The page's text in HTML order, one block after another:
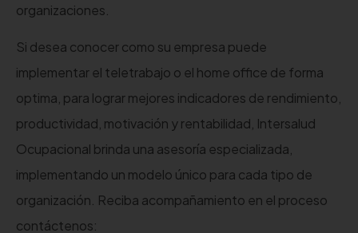
organizaciones.
Si desea conocer como su empresa puede
implementar el teletrabajo o el home office de forma
optima, para lograr mejores indicadores de rendimiento,
productividad, motivación y rentabilidad, Intersalud
Ocupacional brinda una asesoría especializada,
implementando un modelo único para cada tipo de
organización. Reciba acompañamiento en el proceso
contáctenos: